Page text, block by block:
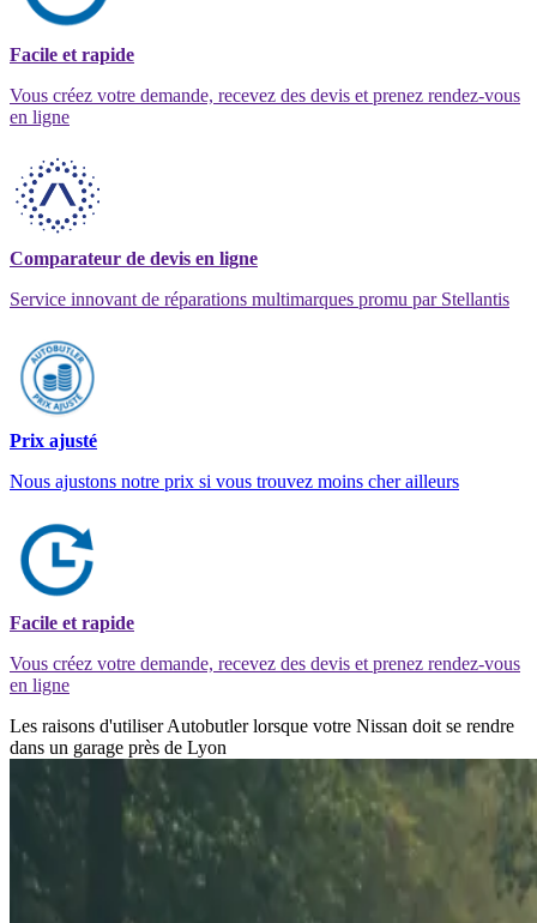
Facile et rapide
Vous créez votre demande, recevez des devis et prenez rendez-vous
en ligne
Comparateur de devis en ligne
Service innovant de réparations multimarques promu par Stellantis
Prix ajusté
Nous ajustons notre prix si vous trouvez moins cher ailleurs
Facile et rapide
Vous créez votre demande, recevez des devis et prenez rendez-vous
en ligne
Les raisons d'utiliser Autobutler lorsque votre Nissan doit se rendre
dans un garage près de Lyon